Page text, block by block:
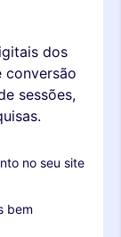
dos
conversão
sessões,
no seu site
bem